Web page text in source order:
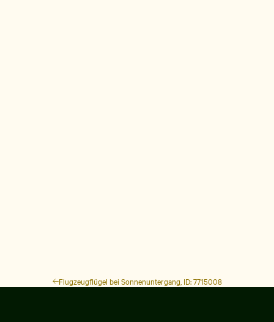
Flugzeugflügel bei Sonnenuntergang, ID: 7715008